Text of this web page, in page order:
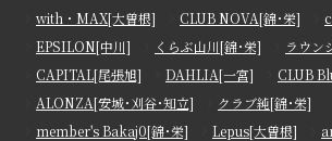
with・MAX[大曽根]
CLUB NOVA[錦･栄]
EPSILON[中川]
くらぶ山川[錦･栄]
ラウン
CAPITAL[尾張旭]
DAHLIA[一宮]
CLUB
ALONZA[安城･刈谷･知立]
クラブ純[錦･栄]
member's Bakaj0[錦･栄]
Lepus[大曽根]